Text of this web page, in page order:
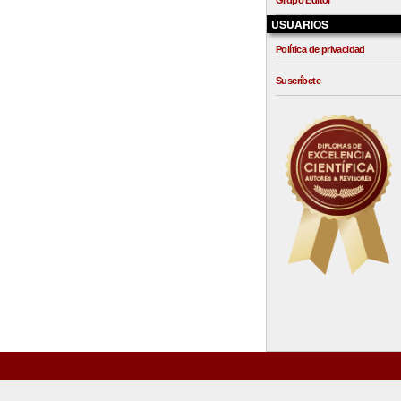
USUARIOS
Política de privacidad
Suscríbete